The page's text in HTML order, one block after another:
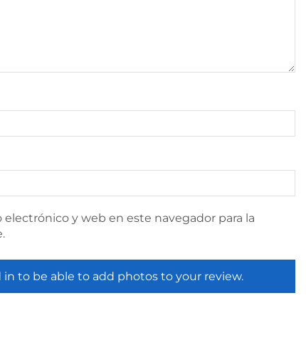
y web en este navegador para la
in to be able to add photos to your review.